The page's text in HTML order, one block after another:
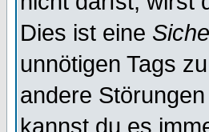
Dies ist eine
unnötigen Tags
andere
kannst du es